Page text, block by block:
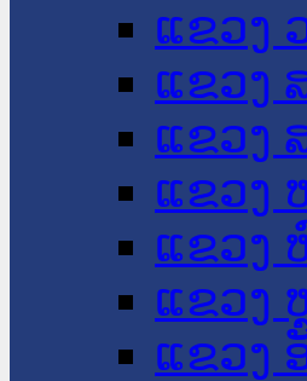
ແຂວງ
ແຂວງ
ແຂວງ
ແຂວງ
ແຂວງ
ແຂວງ
ແຂວງ